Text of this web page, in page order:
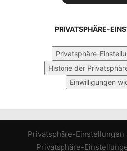
PRIVATSPHÄRE-
Privatsphäre-
Historie der
Einwilligungen
Privatsphäre-Einstellungen
Privatsphäre-